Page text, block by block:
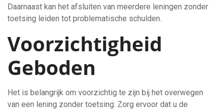
Daarnaast kan het afsluiten van meerdere leningen zonder
toetsing leiden tot problematische schulden.
Voorzichtigheid
Geboden
Het is belangrijk om voorzichtig te zijn bij het overwegen
van een lening zonder toetsing. Zorg ervoor dat u de